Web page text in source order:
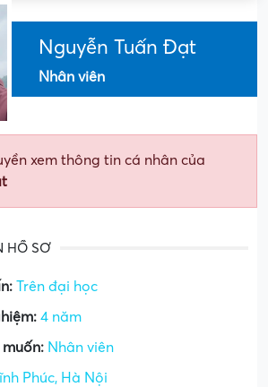
Nguyễn Tuấn Đạt
Nhân viên
xem thông tin cá nhân của
HỒ SƠ
Trên đại học
4 năm
Nhân viên
Phúc, Hà Nội